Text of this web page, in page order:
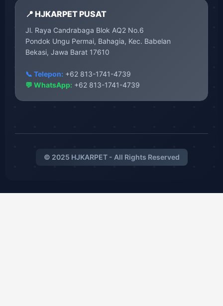
📍 HJKARPET PUSAT
Jl. Raya Candrabaga Blok AQ2 No.6
Pondok Ungu Permai, Bahagia, Kec. Babelan
Bekasi, Jawa Barat 17610
📞 Telepon: +62 813-1741-4739
💬 WhatsApp: +62 813-1741-4739
© 2025 HJKARPET - All Rights Reserved